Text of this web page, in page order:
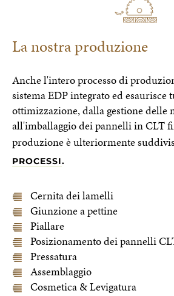
La nostra produzione
Anche l'intero processo di
sistema EDP integrato ed
ottimizzazione, dalla gestione delle
all'imballaggio dei pannelli in CLT
produzione è ulteriormente
PROCESSI.
Cernita dei lamelli
Giunzione a pettine
Piallare
Posizionamento dei pannelli
Pressatura
Assemblaggio
Cosmetica & Levigatura